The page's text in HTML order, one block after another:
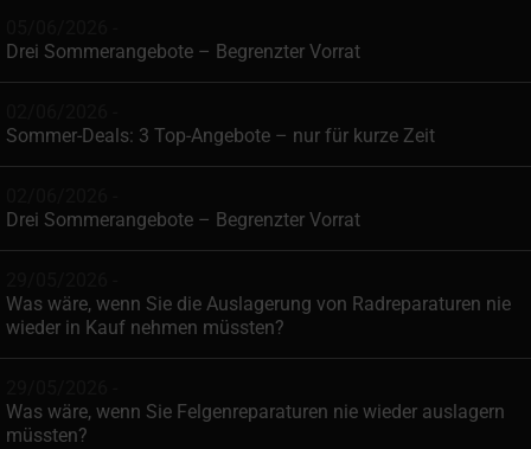
Drei Sommerangebote – Begrenzter Vorrat
Sommer-Deals: 3 Top-Angebote – nur für kurze Zeit
Drei Sommerangebote – Begrenzter Vorrat
Was wäre, wenn Sie die Auslagerung von Radreparaturen nie
wieder in Kauf nehmen müssten?
Was wäre, wenn Sie Felgenreparaturen nie wieder auslagern
müssten?